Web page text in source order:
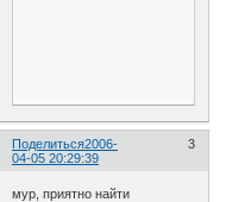
Поделиться 3
2006-
04-05 20:29:39
мур, приятно найти